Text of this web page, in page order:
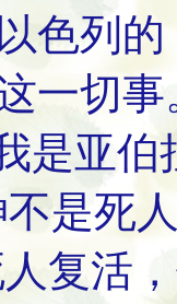
色列
一切事
是亚
是死
复活